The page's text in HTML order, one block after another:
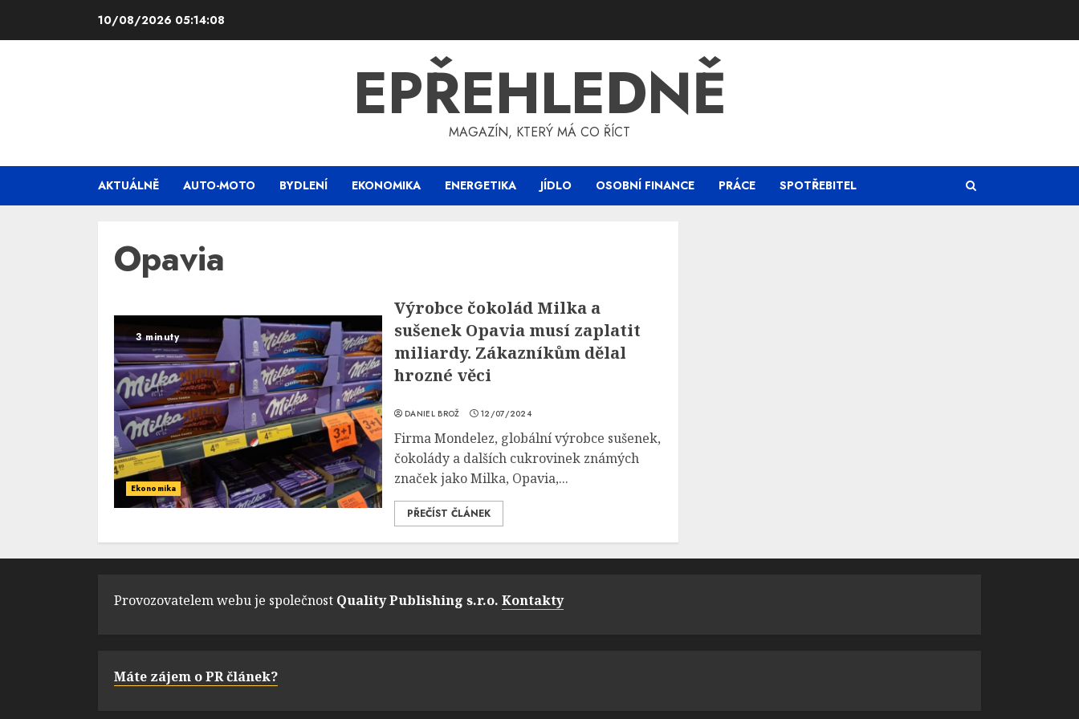
10/08/2026 05:14:08
EPŘEHLEDNĚ
MAGAZÍN, KTERÝ MÁ CO ŘÍCT
AKTUÁLNĚ AUTO-MOTO BYDLENÍ EKONOMIKA ENERGETIKA JÍDLO OSOBNÍ FINANCE PRÁCE SPOTŘEBITEL
Opavia
3 minuty
Ekonomika
Výrobce čokolád Milka a
sušenek Opavia musí zaplatit
miliardy. Zákazníkům dělal
hrozné věci
DANIEL BROŽ 12/07/2024
Firma Mondelez, globální výrobce sušenek,
čokolády a dalších cukrovinek známých
značek jako Milka, Opavia,...
PŘEČÍST ČLÁNEK
Provozovatelem webu je společnost Quality Publishing s.r.o. Kontakty
Máte zájem o PR článek?